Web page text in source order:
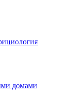
домами